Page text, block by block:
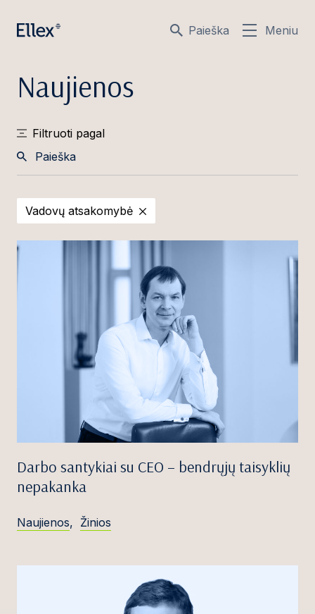
Paieška Meniu
Naujienos
Filtruoti pagal
Vadovų atsakomybė
Darbo santykiai su CEO – bendrųjų taisyklių
nepakanka
Naujienos, Žinios